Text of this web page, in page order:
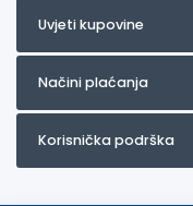
Uvjeti kupovine
Načini plaćanja
Korisnička podrška